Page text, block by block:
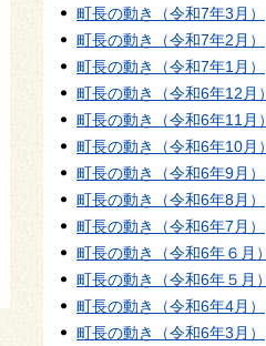
町長の動き（令和7年3月）
町長の動き（令和7年2月）
町長の動き（令和7年1月）
町長の動き（令和6年12月）
町長の動き（令和6年11月）
町長の動き（令和6年10月）
町長の動き（令和6年9月）
町長の動き（令和6年8月）
町長の動き（令和6年7月）
町長の動き（令和6年６月）
町長の動き（令和6年５月）
町長の動き（令和6年4月）
町長の動き（令和6年3月）